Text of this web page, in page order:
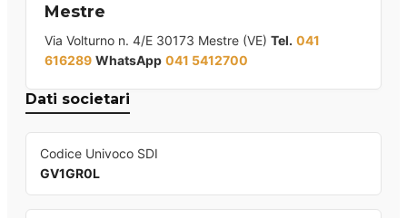
Mestre
Via Volturno n. 4/E 30173 Mestre (VE) Tel. 041
616289 WhatsApp 041 5412700
Dati societari
Codice Univoco SDI
GV1GR0L